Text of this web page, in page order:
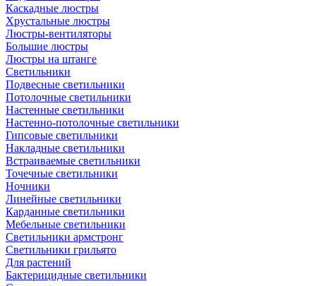
Каскадные люстры
Хрустальные люстры
Люстры-вентиляторы
Большие люстры
Люстры на штанге
Светильники
Подвесные светильники
Потолочные светильники
Настенные светильники
Настенно-потолочные светильники
Гипсовые светильники
Накладные светильники
Встраиваемые светильники
Точечные светильники
Ночники
Линейные светильники
Карданные светильники
Мебельные светильники
Светильники армстронг
Светильники грильято
Для растений
Бактерицидные светильники